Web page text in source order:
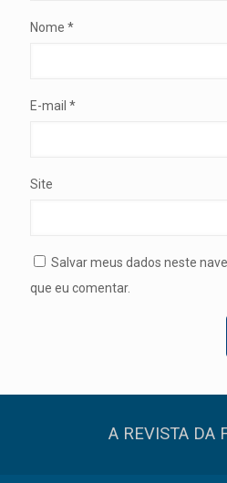
Nome *
E-mail *
Site
Salvar meus dados neste
que eu comentar.
A REVISTA DA